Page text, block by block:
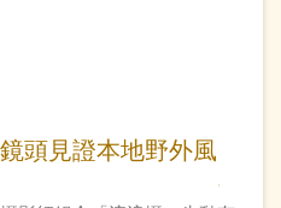
頭見證本地野外風